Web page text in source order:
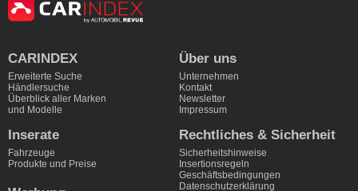
CARINDEX
Erweiterte Suche
Händlersuche
Überblick aller Marken
und Modelle
Über uns
Unternehmen
Kontakt
Newsletter
Impressum
Inserate
Fahrzeuge
Produkte und Preise
Rechtliches & Sicherheit
Sicherheitshinweise
Insertionsregeln
Geschäftsbedingungen
Datenschutzerklärung